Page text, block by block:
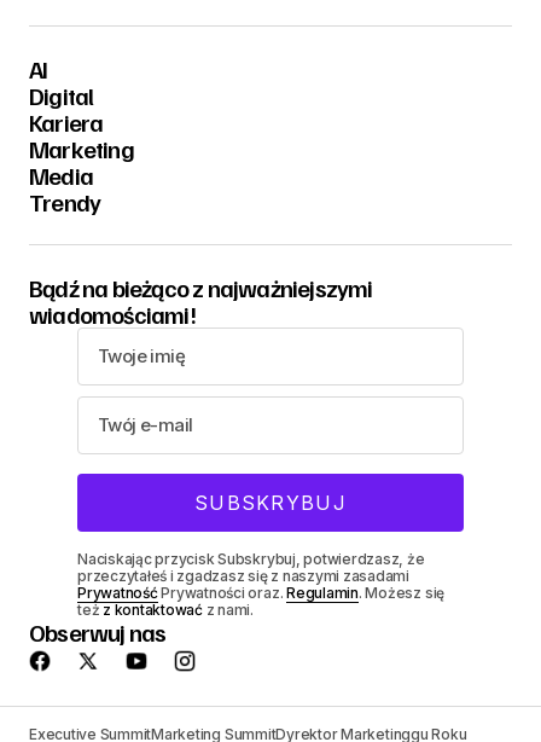
AI
Digital
Kariera
Marketing
Media
Trendy
Bądź na bieżąco z najważniejszymi
wiadomościami!
Naciskając przycisk Subskrybuj, potwierdzasz, że
przeczytałeś i zgadzasz się z naszymi zasadami
PrywatnośćPrywatności oraz.Regulamin. Możesz się
też z kontaktowaćz nami.
Obserwuj nas
Executive SummitMarketing SummitDyrektor Marketinggu Roku